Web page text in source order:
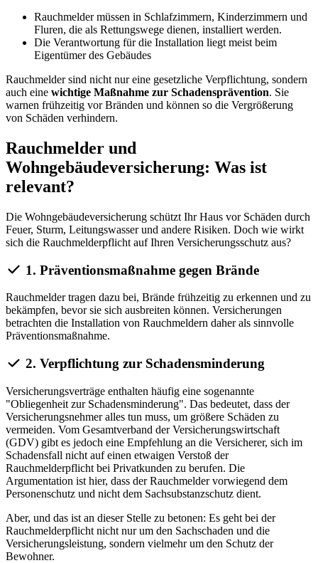
Rauchmelder müssen in Schlafzimmern, Kinderzimmern und
Fluren, die als Rettungswege dienen, installiert werden.
Die Verantwortung für die Installation liegt meist beim
Eigentümer des Gebäudes
Rauchmelder sind nicht nur eine gesetzliche Verpflichtung, sondern
auch eine wichtige Maßnahme zur Schadensprävention. Sie
warnen frühzeitig vor Bränden und können so die Vergrößerung
von Schäden verhindern.
Rauchmelder und
Wohngebäudeversicherung: Was ist
relevant?
Die Wohngebäudeversicherung schützt Ihr Haus vor Schäden durch
Feuer, Sturm, Leitungswasser und andere Risiken. Doch wie wirkt
sich die Rauchmelderpflicht auf Ihren Versicherungsschutz aus?
1. Präventionsmaßnahme gegen Brände
Rauchmelder tragen dazu bei, Brände frühzeitig zu erkennen und zu
bekämpfen, bevor sie sich ausbreiten können. Versicherungen
betrachten die Installation von Rauchmeldern daher als sinnvolle
Präventionsmaßnahme.
2. Verpflichtung zur Schadensminderung
Versicherungsverträge enthalten häufig eine sogenannte
"Obliegenheit zur Schadensminderung". Das bedeutet, dass der
Versicherungsnehmer alles tun muss, um größere Schäden zu
vermeiden. Vom Gesamtverband der Versicherungswirtschaft
(GDV) gibt es jedoch eine Empfehlung an die Versicherer, sich im
Schadensfall nicht auf einen etwaigen Verstoß der
Rauchmelderpflicht bei Privatkunden zu berufen. Die
Argumentation ist hier, dass der Rauchmelder vorwiegend dem
Personenschutz und nicht dem Sachsubstanzschutz dient.
Aber, und das ist an dieser Stelle zu betonen: Es geht bei der
Rauchmelderpflicht nicht nur um den Sachschaden und die
Versicherungsleistung, sondern vielmehr um den Schutz der
Bewohner.